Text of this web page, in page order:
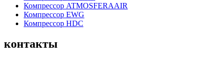
Компрессор ATMOSFERAAIR
Компрессор EWG
Компрессор HDC
контакты